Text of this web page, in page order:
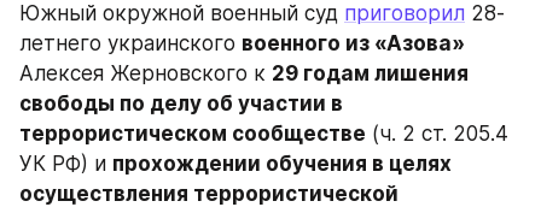
Южный окружной военный суд приговорил 28-
летнего украинского
Алексея Жерновского к 29 годам лишения
свободы по делу об участии в
террористическом сообществе (ч. 2 ст. 205.4
УК РФ) и прохождении обучения в целях
осуществления террористической